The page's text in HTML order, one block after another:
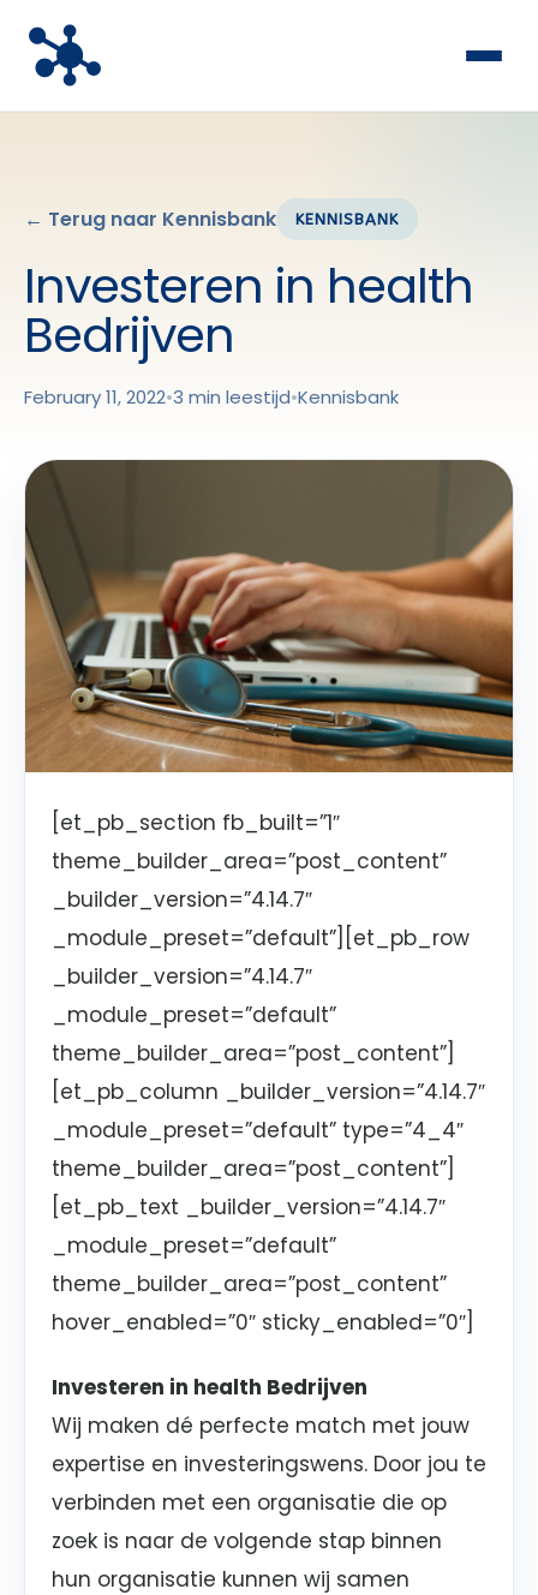
← Terug naar Kennisbank KENNISBANK
Investeren in health
Bedrijven
February 11, 2022•3 min leestijd•Kennisbank
[et_pb_section fb_built=”1″
theme_builder_area=”post_content”
_builder_version=”4.14.7″
_module_preset=”default”][et_pb_row
_builder_version=”4.14.7″
_module_preset=”default”
theme_builder_area=”post_content”]
[et_pb_column _builder_version=”4.14.7″
_module_preset=”default” type=”4_4″
theme_builder_area=”post_content”]
[et_pb_text _builder_version=”4.14.7″
_module_preset=”default”
theme_builder_area=”post_content”
hover_enabled=”0″ sticky_enabled=”0″]
Investeren in health Bedrijven
Wij maken dé perfecte match met jouw
expertise en investeringswens. Door jou te
verbinden met een organisatie die op
zoek is naar de volgende stap binnen
hun organisatie kunnen wij samen